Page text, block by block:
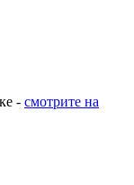
- смотрите на